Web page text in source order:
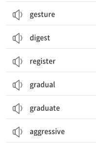
gesture
digest
register
gradual
graduate
aggressive